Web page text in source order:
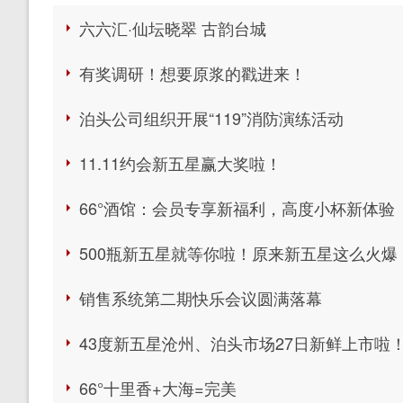
六六汇·仙坛晓翠 古韵台城
有奖调研！想要原浆的戳进来！
泊头公司组织开展“119”消防演练活动
11.11约会新五星赢大奖啦！
66°酒馆：会员专享新福利，高度小杯新体验
500瓶新五星就等你啦！原来新五星这么火爆
销售系统第二期快乐会议圆满落幕
43度新五星沧州、泊头市场27日新鲜上市啦
66°十里香+大海=完美